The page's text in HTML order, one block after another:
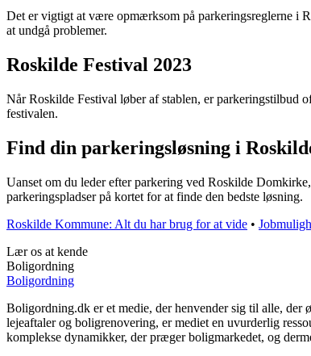
Det er vigtigt at være opmærksom på parkeringsreglerne i
at undgå problemer.
Roskilde Festival 2023
Når Roskilde Festival løber af stablen, er parkeringstilbud
festivalen.
Find din parkeringsløsning i
Uanset om du leder efter parkering ved Roskilde
parkeringspladser på kortet for at finde den bedste løsning.
Roskilde Kommune: Alt du har brug for at vide •
Lær os at kende
Boligordning
Boligordning
Boligordning.dk er et medie, der henvender sig til alle, der
lejeaftaler og boligrenovering, er mediet en uvurderlig
komplekse dynamikker, der præger boligmarkedet, og